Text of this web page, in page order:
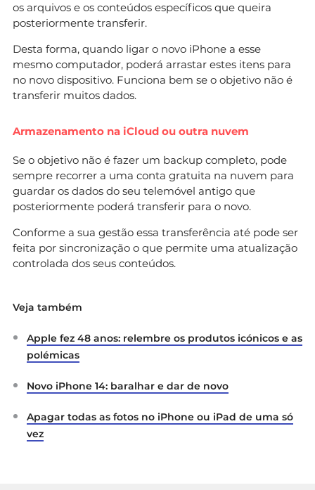
os arquivos e os conteúdos específicos que queira
posteriormente transferir.
Desta forma, quando ligar o novo iPhone a esse
mesmo computador, poderá arrastar estes itens para
no novo dispositivo. Funciona bem se o objetivo não é
transferir muitos dados.
Armazenamento na iCloud ou outra nuvem
Se o objetivo não é fazer um backup completo, pode
sempre recorrer a uma conta gratuita na nuvem para
guardar os dados do seu telemóvel antigo que
posteriormente poderá transferir para o novo.
Conforme a sua gestão essa transferência até pode ser
feita por sincronização o que permite uma atualização
controlada dos seus conteúdos.
Veja também
Apple fez 48 anos: relembre os produtos icónicos e as
polémicas
Novo iPhone 14: baralhar e dar de novo
Apagar todas as fotos no iPhone ou iPad de uma só
vez